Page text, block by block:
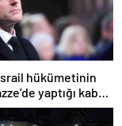
hükümetinin
yaptığı kabul